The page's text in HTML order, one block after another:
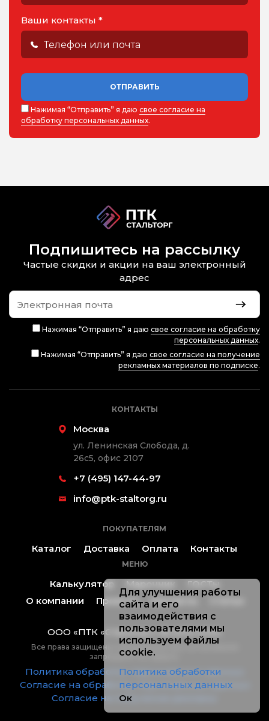
Ваши контакты *
ОТПРАВИТЬ
Нажимая “Отправить” я даю свое согласие на
обработку персональных данных.
Подпишитесь на рассылку
Частые скидки и акции на ваш электронный
адрес
Нажимая “Отправить” я даю свое согласие на обработку
персональных данных.
Нажимая “Отправить” я даю свое согласие на получение
рекламных материалов по подписке.
КОНТАКТЫ
Москва
ул. Ленинская Слобода, д.
26с5, офис 2107
+7 (495) 147-44-97
info@ptk-staltorg.ru
ПОКУПАТЕЛЯМ
Каталог Доставка Оплата Контакты
МЕНЮ
Калькулятор Марочник
ГОСТы
О компании
Проекты Контакты
ООО «ПТК «Стальторг» ® 2019-2026.
Все права защищены, копирование без согласования
запрещено. Не оферта.
Политика обработки персональных данных
Согласие на обработку персональных данных
Согласие на получение рекламы
Для улучшения работы
сайта и его
взаимодействия с
пользователями мы
используем файлы
cookie.
Политика обработки
персональных данных
Ок